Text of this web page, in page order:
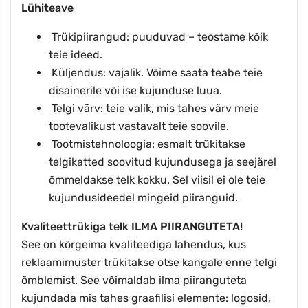
Lühiteave
Trükipiirangud: puuduvad – teostame kõik
teie ideed.
Küljendus: vajalik. Võime saata teabe teie
disainerile või ise kujunduse luua.
Telgi värv: teie valik, mis tahes värv meie
tootevalikust vastavalt teie soovile.
Tootmistehnoloogia: esmalt trükitakse
telgikatted soovitud kujundusega ja seejärel
õmmeldakse telk kokku. Sel viisil ei ole teie
kujundusideedel mingeid piiranguid.
Kvaliteettrükiga telk ILMA PIIRANGUTETA!
See on kõrgeima kvaliteediga lahendus, kus
reklaamimuster trükitakse otse kangale enne telgi
õmblemist. See võimaldab ilma piiranguteta
kujundada mis tahes graafilisi elemente: logosid,